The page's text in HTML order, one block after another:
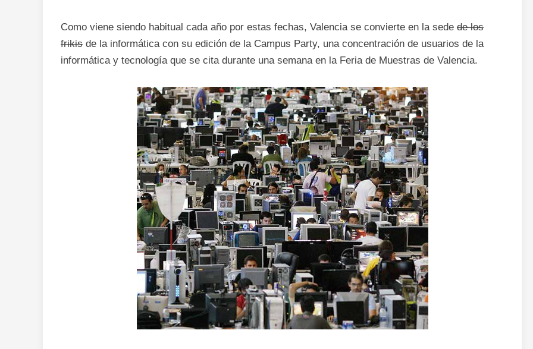
Como viene siendo habitual cada año por estas fechas, Valencia se convierte en la sede de los
frikis de la informática con su edición de la Campus Party, una concentración de usuarios de la
informática y tecnología que se cita durante una semana en la Feria de Muestras de Valencia.